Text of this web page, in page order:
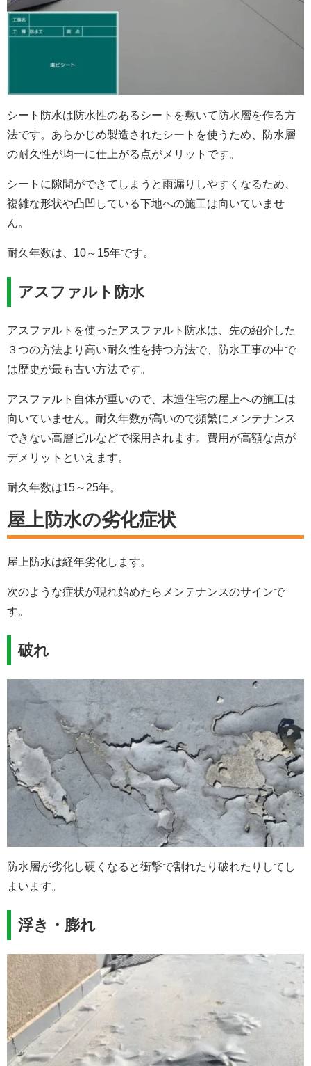
シート防水は防水性のあるシートを敷いて防水層を作る方
法です。あらかじめ製造されたシートを使うため、防水層
の耐久性が均一に仕上がる点がメリットです。
シートに隙間ができてしまうと雨漏りしやすくなるため、
複雑な形状や凸凹している下地への施工は向いていませ
ん。
耐久年数は、10～15年です。
アスファルト防水
アスファルトを使ったアスファルト防水は、先の紹介した
３つの方法より高い耐久性を持つ方法で、防水工事の中で
は歴史が最も古い方法です。
アスファルト自体が重いので、木造住宅の屋上への施工は
向いていません。耐久年数が高いので頻繁にメンテナンス
できない高層ビルなどで採用されます。費用が高額な点が
デメリットといえます。
耐久年数は15～25年。
屋上防水の劣化症状
屋上防水は経年劣化します。
次のような症状が現れ始めたらメンテナンスのサインで
す。
破れ
防水層が劣化し硬くなると衝撃で割れたり破れたりしてし
まいます。
浮き・膨れ